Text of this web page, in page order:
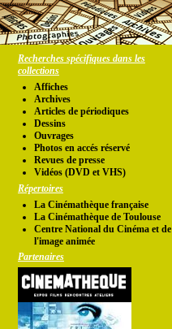
Recherches spécifiques dans les
collections
Affiches
Archives
Articles de périodiques
Dessins
Ouvrages
Photos en accés réservé
Revues de presse
Vidéos (DVD et VHS)
Répertoires
La Cinémathèque française
La Cinémathèque de Toulouse
Centre National du Cinéma et de
l'image animée
Partenaires